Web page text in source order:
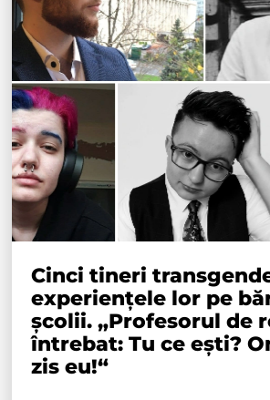
Cinci tineri
experiențele lor pe
școlii. „Profesorul de
întrebat: Tu ce ești?
zis eu!“